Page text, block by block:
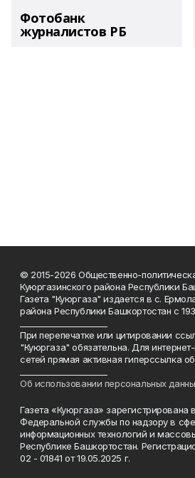
Фотобанк
журналистов РБ
© 2015-2026 Общественно-
Куюргазинского района Республики
Газета "Куюргаза" издается в с.
района Республики Башкортостан с
При перепечатке или цитировании
"Куюргаза" обязательна. Для
сетей прямая активная гиперссылка
Об использовании персональных
Газета «Куюргаза» зарегистрирована
Федеральной службы по надзору в
информационных технологий и
Республике Башкортостан.
02 - 01841 от 19.05.2025 г.